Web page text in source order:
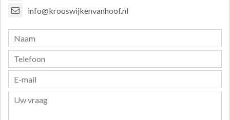
info@krooswijkenvanhoof.nl